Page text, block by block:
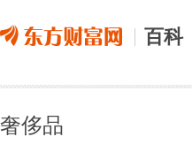
百科
奢侈品